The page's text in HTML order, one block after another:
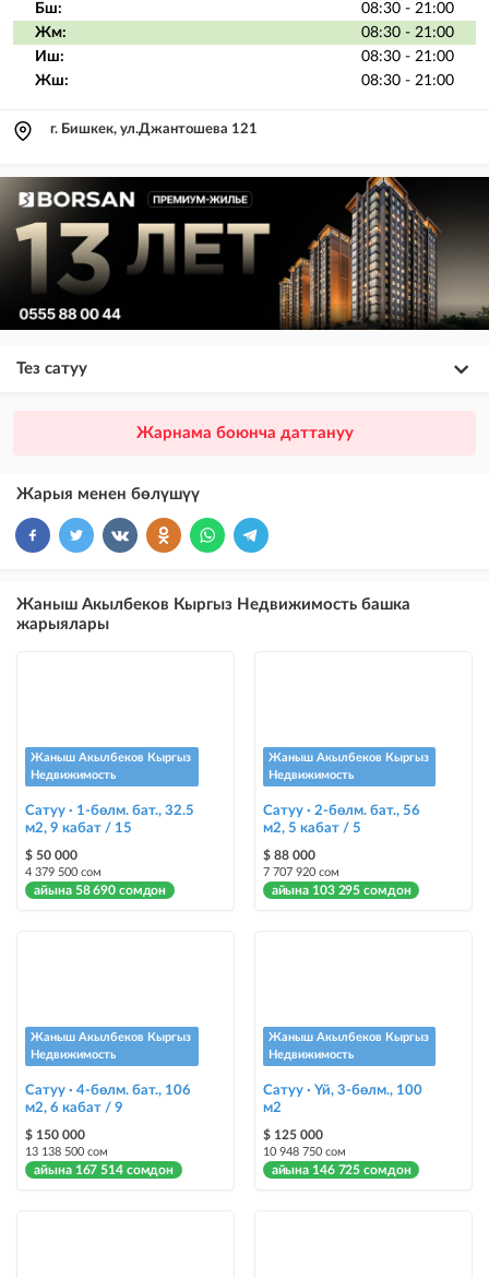
Бш:
08:30 - 21:00
Жм:
08:30 - 21:00
Иш:
08:30 - 21:00
Жш:
08:30 - 21:00
г. Бишкек, ул.Джантошева 121
Тез сатуу
VIP жарыялардын үстүнө жарыя жайгаштыруу + Instagramдагы акы
бекер жарыялардын үстүнө жарыя жайгаштыруу
бекер жарыялардын үстүнө жарыя жайгаштыруу (VIPтен кийин)
@house_kg Instagram аккаунтуна жана Telegram каналына жарыя
жайгаштыруу + Instagramдагы акы төлөнүүчү жарнама
Түс менен белгилөө
жарыялардын арасында башка түстө бөлүп көрсөтүлөт
бөлүмүндө көрсөтүлөт
Чаптамалар
Опциялары бар жаркыраган стикерлер сиздин мүлкүңүздү
башкалардан өзгөчөлөнтүп, аны тезирээк сатууга жардам берет
Жарнама боюнча даттануу
Жарыя менен бөлүшүү
Жаныш Акылбеков Кыргыз Недвижимость башка
жарыялары
Жаныш Акылбеков Кыргыз
Недвижимость
Сатуу · 1-бөлм. бат., 32.5
м2, 9 кабат / 15
$ 50 000
4 379 500 сом
айына 58 690 сомдон
Жаныш Акылбеков Кыргыз
Недвижимость
Сатуу · 2-бөлм. бат., 56
м2, 5 кабат / 5
$ 88 000
7 707 920 сом
айына 103 295 сомдон
Жаныш Акылбеков Кыргыз
Недвижимость
Сатуу · 4-бөлм. бат., 106
м2, 6 кабат / 9
$ 150 000
13 138 500 сом
айына 167 514 сомдон
Жаныш Акылбеков Кыргыз
Недвижимость
Сатуу · Үй, 3-бөлм., 100
м2
$ 125 000
10 948 750 сом
айына 146 725 сомдон